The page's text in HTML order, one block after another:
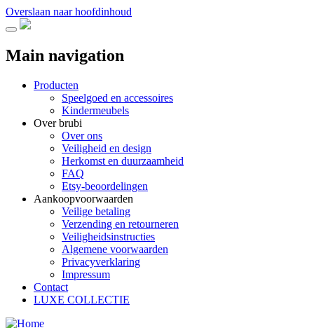
Overslaan naar hoofdinhoud
Main navigation
Producten
Speelgoed en accessoires
Kindermeubels
Over brubi
Over ons
Veiligheid en design
Herkomst en duurzaamheid
FAQ
Etsy-beoordelingen
Aankoopvoorwaarden
Veilige betaling
Verzending en retourneren
Veiligheidsinstructies
Algemene voorwaarden
Privacyverklaring
Impressum
Contact
LUXE COLLECTIE